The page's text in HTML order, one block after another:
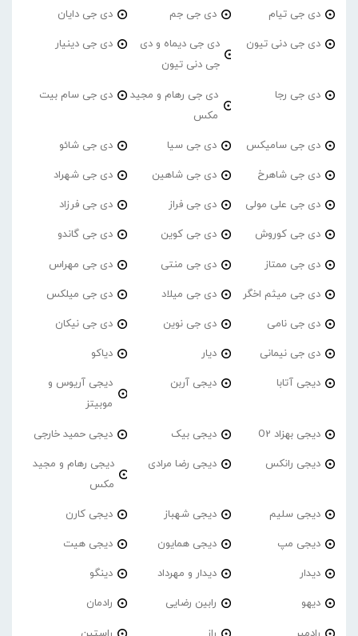
دی جی تیام دی جی جم دی جی دایان
دی جی دنی تیون
دی جی دیماه و دی
جی دنی تیون
دی جی دینیار
دی جی رجا
دی جی رهام و مجید
مکس
دی جی سام بیت
دی جی سامیکس دی جی سیا دی جی شائو
دی جی شاهرخ دی جی شاهین دی جی شهراد
دی جی علی مولی دی جی فراز دی جی فرزاد
دی جی کوروش دی جی کوین دی جی گاندو
دی جی ممتاز دی جی منتی دی جی مهراس
دی جی میثم اخگر دی جی میلاد دی جی میلکس
دی جی نامی دی جی نوین دی جی نیکان
دی جی نیمانی دیار دیاکو
دیجی آتابا دیجی آربن
دیجی آریوس و
موبیتز
دیجی بهزاد O2 دیجی بیک دیجی حمید خارجی
دیجی رانکس دیجی رضا مرادی
دیجی رهام و مجید
مکس
دیجی سلیم دیجی شهباز دیجی کارن
دیجی مپ دیجی همایون دیجی هیت
دیدار دیدار و مهرداد دینگو
دیهو رابین رضایی رادمان